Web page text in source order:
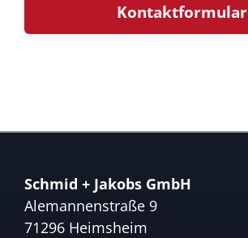
Kontaktformular
Schmid + Jakobs GmbH
Alemannenstraße 9
71296 Heimsheim